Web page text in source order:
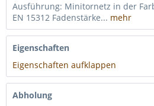
Ausführung: Minitornetz in der
EN 15312 Fadenstärke... mehr
Eigenschaften
Eigenschaften aufklappen
Abholung